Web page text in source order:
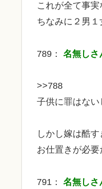
これが全て事
ちなみに２男
789： 名無しさ
>>788
子供に罪はない
しかし嫁は酷
お仕置きが必要
791： 名無しさ